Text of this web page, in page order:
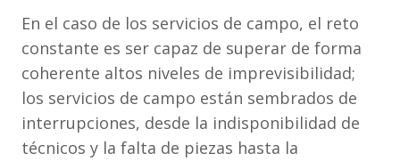
En el caso de los servicios de campo, el reto
constante es ser capaz de superar de forma
coherente altos niveles de imprevisibilidad;
los servicios de campo están sembrados de
interrupciones, desde la indisponibilidad de
técnicos y la falta de piezas hasta la